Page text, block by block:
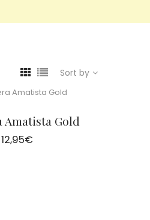
Sort by
Gold
12,95€